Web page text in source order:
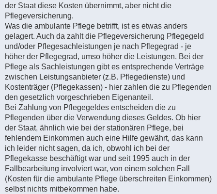
der Staat diese Kosten übernimmt, aber nicht die
Pflegeversicherung.
Was die ambulante Pflege betrifft, ist es etwas anders
gelagert. Auch da zahlt die Pflegeversicherung Pflegegeld
und/oder Pflegesachleistungen je nach Pflegegrad - je
höher der Pflegegrad, umso höher die Leistungen. Bei der
Pflege als Sachleistungen gibt es entsprechende Verträge
zwischen Leistungsanbieter (z.B. Pflegedienste) und
Kostenträger (Pflegekassen) - hier zahlen die zu Pflegenden
den gesetzlich vorgeschrieben Eigenanteil.
Bei Zahlung von Pflegegeldes entscheiden die zu
Pflegenden über die Verwendung dieses Geldes. Ob hier
der Staat, ähnlich wie bei der stationären Pflege, bei
fehlendem Einkommen auch eine Hilfe gewährt, das kann
ich leider nicht sagen, da ich, obwohl ich bei der
Pflegekasse beschäftigt war und seit 1995 auch in der
Fallbearbeitung involviert war, von einem solchen Fall
(Kosten für die ambulante Pflege überschreiten Einkommen)
selbst nichts mitbekommen habe.